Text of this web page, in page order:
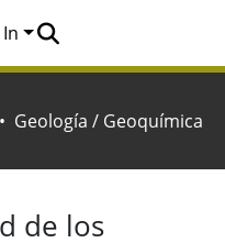
of Naturalis
In
Geología / Geoquímica
de los